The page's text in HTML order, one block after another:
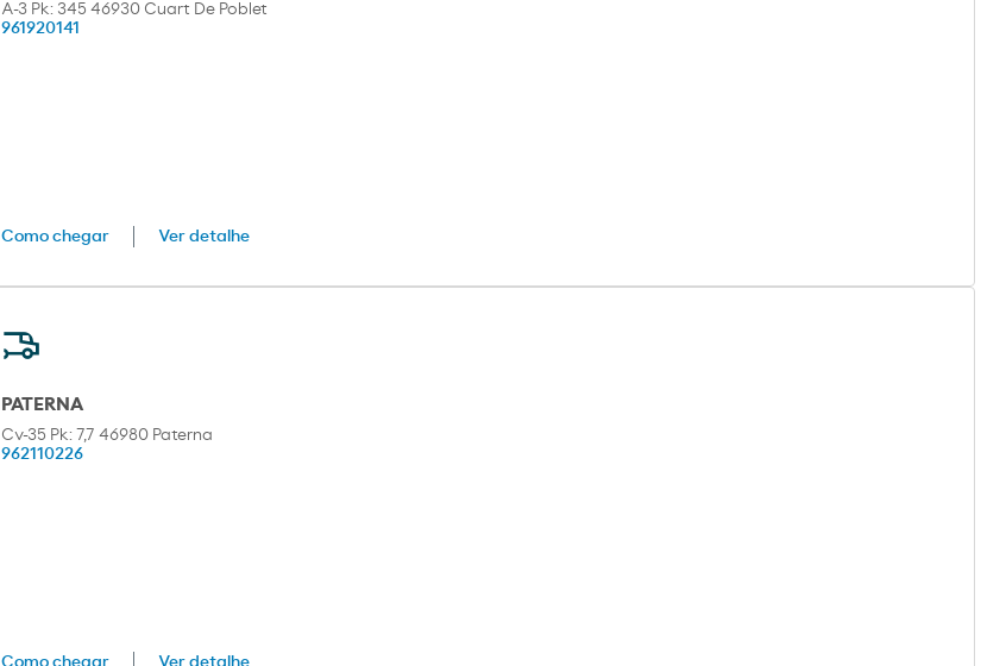
A-3 Pk: 345 46930 Cuart De Poblet
961920141
Como chegar Ver detalhe
PATERNA
Cv-35 Pk: 7,7 46980 Paterna
962110226
Como chegar Ver detalhe